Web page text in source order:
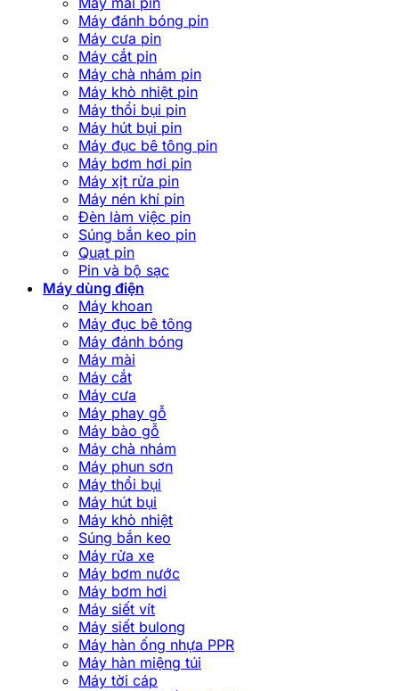
Máy đánh bóng pin
Máy cưa pin
Máy cắt pin
Máy chà nhám pin
Máy khò nhiệt pin
Máy thổi bụi pin
Máy hút bụi pin
Máy đục bê tông pin
Máy bơm hơi pin
Máy xịt rửa pin
Máy nén khí pin
Đèn làm việc pin
Súng bắn keo pin
Quạt pin
Pin và bộ sạc
Máy dùng điện
Máy khoan
Máy đục bê tông
Máy đánh bóng
Máy mài
Máy cắt
Máy cưa
Máy phay gỗ
Máy bào gỗ
Máy chà nhám
Máy phun sơn
Máy thổi bụi
Máy hút bụi
Máy khò nhiệt
Súng bắn keo
Máy rửa xe
Máy bơm nước
Máy bơm hơi
Máy siết vít
Máy siết bulong
Máy hàn ống nhựa PPR
Máy hàn miệng túi
Máy tời cáp